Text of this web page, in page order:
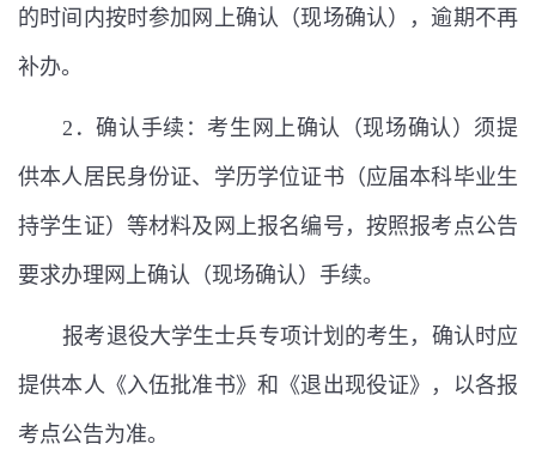
的时间内按时参加网上确认（现场确认），逾期不再
补办。
2 ．确认手续：考生网上确认（现场确认）须提
供本人居民身份证、学历学位证书（应届本科毕业生
持学生证）等材料及网上报名编号，按照报考点公告
要求办理网上确认（现场确认）手续。
报考退役大学生士兵专项计划的考生，确认时应
提供本人《入伍批准书》和《退出现役证》，以各报
考点公告为准。